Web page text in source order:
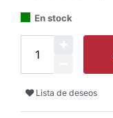
En stock
Lista de deseos